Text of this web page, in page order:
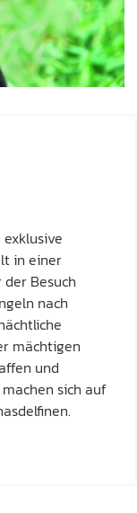
in einer
Besuch
nach
mächtigen
und
sich auf